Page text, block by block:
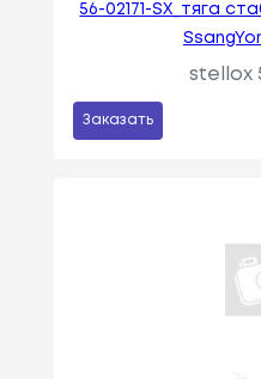
56-02171-SX_тяга
stellox
Заказать